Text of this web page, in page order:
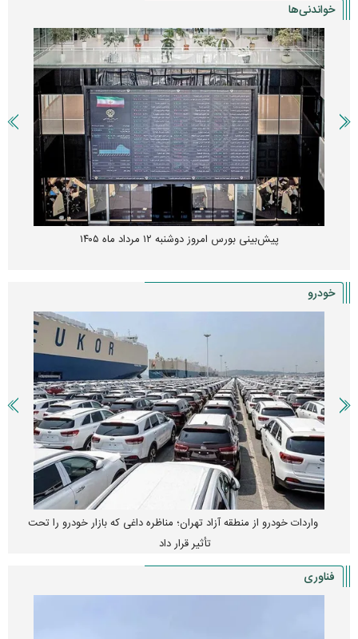
خواندنی‌ها
پیش‌بینی بورس امروز دوشنبه ۱۲ مرداد ماه ۱۴۰۵
خودرو
واردات خودرو از منطقه آزاد تهران؛ مناظره داغی که بازار خودرو را تحت
تأثیر قرار داد
فناوری